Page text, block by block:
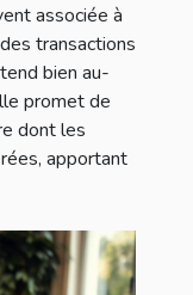
associée à
transactions
bien au-
promet de
dont les
apportant